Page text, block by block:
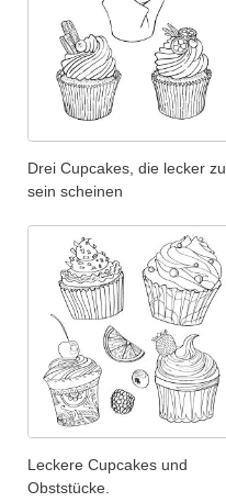
Drei Cupcakes, die lecker zu
sein scheinen
Leckere Cupcakes und
Obststücke.